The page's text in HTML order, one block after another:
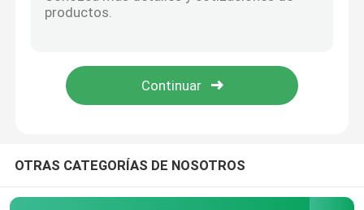
Grúa de pórtico provista de pneumáticos
Grúa de elevación del yate
OTRAS CATEGORÍAS DE NOSOTROS